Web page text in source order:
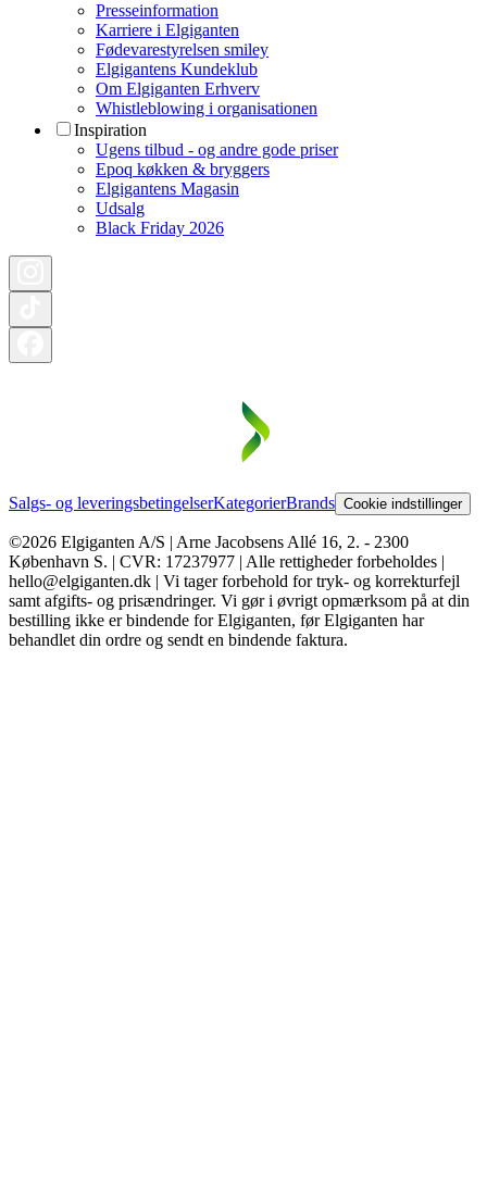
Presseinformation
Karriere i Elgiganten
Fødevarestyrelsen smiley
Elgigantens Kundeklub
Om Elgiganten Erhverv
Whistleblowing i organisationen
Inspiration
Ugens tilbud - og andre gode priser
Epoq køkken & bryggers
Elgigantens Magasin
Udsalg
Black Friday 2026
Salgs- og leveringsbetingelserKategorierBrands Cookie indstillinger
©2026 Elgiganten A/S | Arne Jacobsens Allé 16, 2. - 2300
København S. | CVR: 17237977 | Alle rettigheder forbeholdes |
hello@elgiganten.dk | Vi tager forbehold for tryk- og korrekturfejl
samt afgifts- og prisændringer. Vi gør i øvrigt opmærksom på at din
bestilling ikke er bindende for Elgiganten, før Elgiganten har
behandlet din ordre og sendt en bindende faktura.